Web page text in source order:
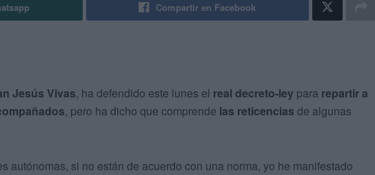
Compartir en Facebook
Jesús Vivas, ha defendido este lunes el real decreto-ley para repartir a
, pero ha dicho que comprende las reticencias de algunas
autónomas, si no están de acuerdo con una norma, yo he manifestado